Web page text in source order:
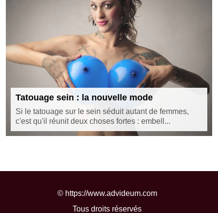
Tatouage sein : la nouvelle mode
Si le tatouage sur le sein séduit autant de femmes,
c'est qu'il réunit deux choses fortes : embell...
© https://www.advideum.com
Tous droits réservés